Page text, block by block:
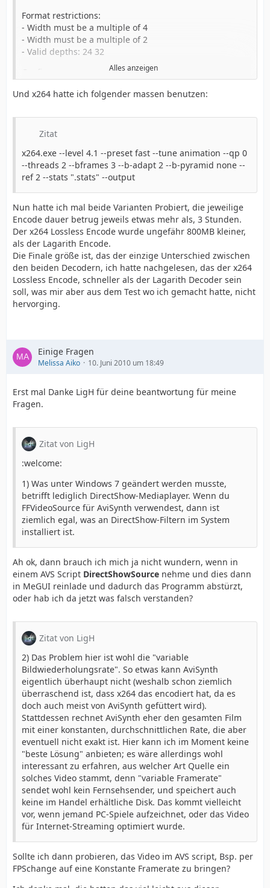
Format restrictions:
- Width must be a multiple of 4
- Width must be a multiple of 2
- Valid depths: 24 32
- Use Multithreading
Mode:
Alles anzeigen
Und x264 hatte ich folgender massen benutzen:
Zitat
x264.exe --level 4.1 --preset fast --tune animation --qp 0
--threads 2 --bframes 3 --b-adapt 2 --b-pyramid none --
ref 2 --stats ".stats" --output
Nun hatte ich mal beide Varianten Probiert, die jeweilige
Encode dauer betrug jeweils etwas mehr als, 3 Stunden.
Der x264 Lossless Encode wurde ungefähr 800MB kleiner,
als der Lagarith Encode.
Die Finale größe ist, das der einzige Unterschied zwischen
den beiden Decodern, ich hatte nachgelesen, das der x264
Lossless Encode, schneller als der Lagarith Decoder sein
soll, was mir aber aus dem Test wo ich gemacht hatte, nicht
hervorging.
Einige Fragen
Melissa Aiko 10. Juni 2010 um 18:49
Erst mal Danke LigH für deine beantwortung für meine
Fragen.
Zitat von LigH
:welcome:
1) Was unter Windows 7 geändert werden musste,
betrifft lediglich DirectShow-Mediaplayer. Wenn du
FFVideoSource für AviSynth verwendest, dann ist
ziemlich egal, was an DirectShow-Filtern im System
installiert ist.
Ah ok, dann brauch ich mich ja nicht wundern, wenn in
einem AVS Script DirectShowSource nehme und dies dann
in MeGUI reinlade und dadurch das Programm abstürzt,
oder hab ich da jetzt was falsch verstanden?
Zitat von LigH
2) Das Problem hier ist wohl die "variable
Bildwiederholungsrate". So etwas kann AviSynth
eigentlich überhaupt nicht (weshalb schon ziemlich
überraschend ist, dass x264 das encodiert hat, da es
doch auch meist von AviSynth gefüttert wird).
Stattdessen rechnet AviSynth eher den gesamten Film
mit einer konstanten, durchschnittlichen Rate, die aber
eventuell nicht exakt ist. Hier kann ich im Moment keine
"beste Lösung" anbieten; es wäre allerdings wohl
interessant zu erfahren, aus welcher Art Quelle ein
solches Video stammt, denn "variable Framerate"
sendet wohl kein Fernsehsender, und speichert auch
keine im Handel erhältliche Disk. Das kommt vielleicht
vor, wenn jemand PC-Spiele aufzeichnet, oder das Video
für Internet-Streaming optimiert wurde.
Sollte ich dann probieren, das Video im AVS script, Bsp. per
FPSchange auf eine Konstante Framerate zu bringen?